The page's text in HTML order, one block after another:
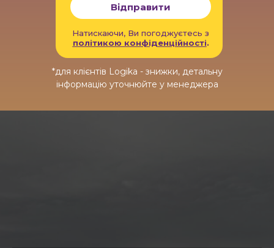
Відправити
Натискаючи, Ви погоджуєтесь з
політикою конфіденційності.
*для клієнтів Logika - знижки, детальну
інформацію уточнюйте у менеджера